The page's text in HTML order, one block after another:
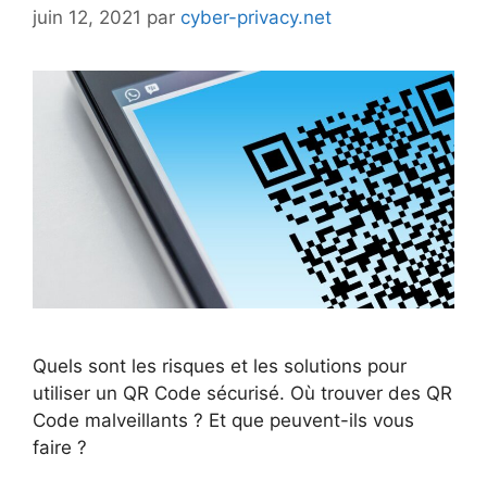
juin 12, 2021 par cyber-privacy.net
Quels sont les risques et les solutions pour
utiliser un QR Code sécurisé. Où trouver des QR
Code malveillants ? Et que peuvent-ils vous
faire ?